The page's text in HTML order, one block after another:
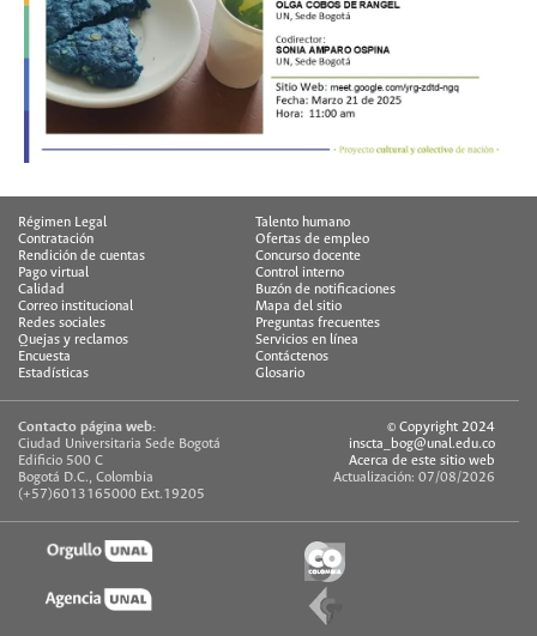
Régimen Legal
Talento humano
Contratación
Ofertas de empleo
Rendición de cuentas
Concurso docente
Pago virtual
Control interno
Calidad
Buzón de notificaciones
Correo institucional
Mapa del sitio
Redes sociales
Preguntas frecuentes
Quejas y reclamos
Servicios en línea
Encuesta
Contáctenos
Estadísticas
Glosario
Contacto página web:
Ciudad Universitaria Sede Bogotá
Edificio 500 C
Bogotá D.C., Colombia
(+57)6013165000 Ext.19205
© Copyright 2024
inscta_bog@unal.edu.co
Acerca de este sitio web
Actualización: 07/08/2026